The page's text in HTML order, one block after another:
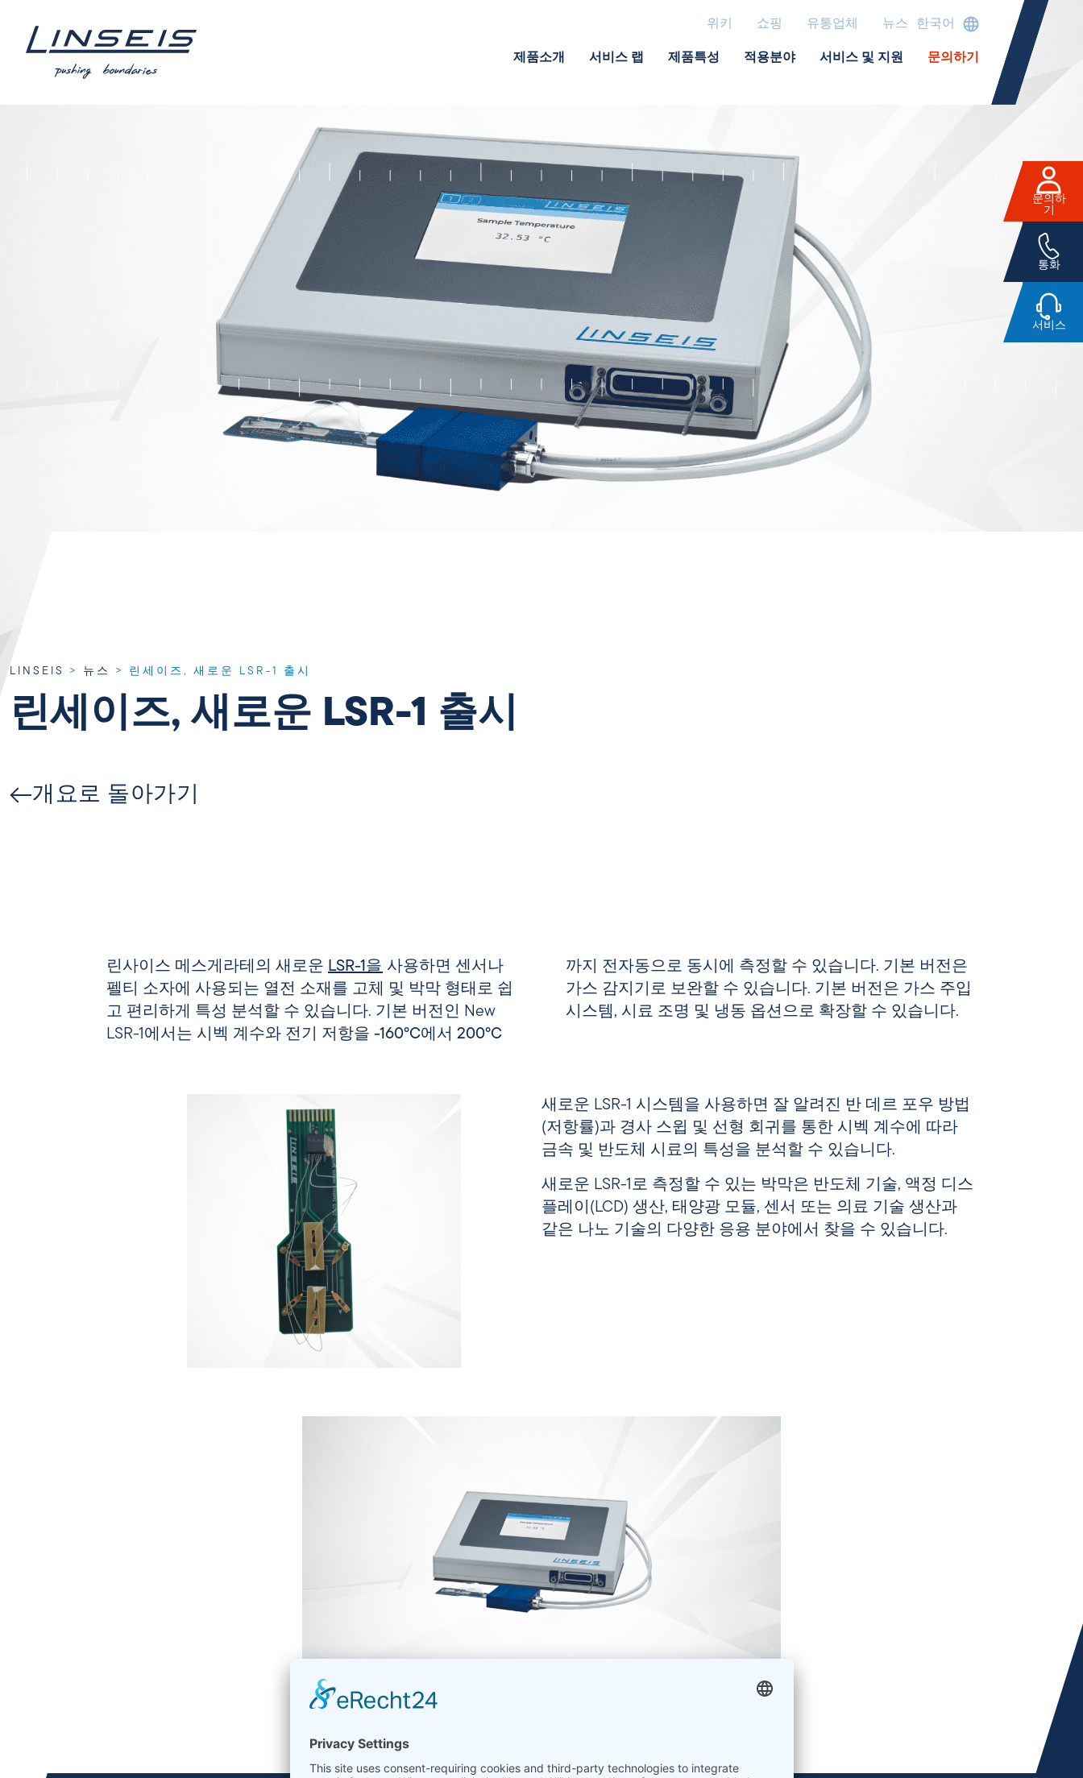
위키 쇼핑 유통업체 뉴스 한국어
제품소개 서비스 랩 제품특성 적용분야 서비스 및 지원 문의하기
LINSEIS > 뉴스 > 린세이즈, 새로운 LSR-1 출시
린세이즈, 새로운 LSR-1 출시
개요로 돌아가기
린사이스 메스게라테의 새로운 LSR-1을 사용하면 센서나
펠티 소자에 사용되는 열전 소재를 고체 및 박막 형태로 쉽
고 편리하게 특성 분석할 수 있습니다. 기본 버전인 New
LSR-1에서는 시벡 계수와 전기 저항을 -160°C에서 200°C
까지
전자동으로 동시에 측정할 수 있습니다. 기본 버전은
가스 감지기로 보완할 수 있습니다. 기본 버전은 가스 주입
시스템, 시료 조명 및 냉동 옵션으로 확장할 수 있습니다.
새로운 LSR-1 시스템을 사용하면 잘 알려진 반 데르 포우 방법
(저항률)과 경사 스윕 및 선형 회귀를 통한 시벡 계수에 따라
금속 및 반도체 시료의 특성을 분석할 수 있습니다.
새로운 LSR-1로 측정할 수 있는 박막은 반도체 기술, 액정 디스
플레이(LCD) 생산, 태양광 모듈, 센서 또는 의료 기술 생산과
같은 나노 기술의 다양한 응용 분야에서 찾을 수 있습니다.
문의하
기
통화
서비스